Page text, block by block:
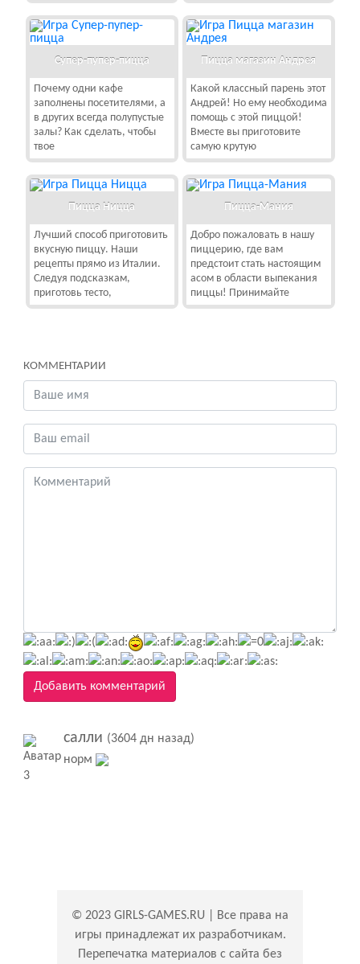
Супер-пупер-пицца
Почему одни кафе
заполнены посетителями, а
в других всегда полупустые
залы? Как сделать, чтобы
твое
Пицца магазин Андрея
Какой классный парень этот
Андрей! Но ему необходима
помощь с этой пиццой!
Вместе вы приготовите
самую крутую
Пицца Ницца
Лучший способ приготовить
вкусную пиццу. Наши
рецепты прямо из Италии.
Следуя подсказкам,
приготовь тесто,
Пицца-Мания
Добро пожаловать в нашу
пиццерию, где вам
предстоит стать настоящим
асом в области выпекания
пиццы! Принимайте
КОММЕНТАРИИ
Добавить комментарий
салли (3604 дн назад)
норм
© 2023 GIRLS-GAMES.RU | Все права на
игры принадлежат их разработчикам.
Перепечатка материалов с сайта без